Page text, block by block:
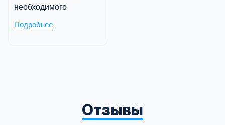
необходимого
Подробнее
Отзывы